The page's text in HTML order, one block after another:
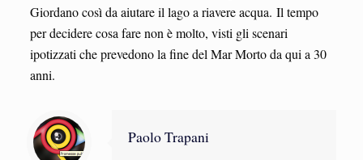
Giordano così da aiutare il lago a riavere acqua. Il tempo
per decidere cosa fare non è molto, visti gli scenari
ipotizzati che prevedono la fine del Mar Morto da qui a 30
anni.
Paolo Trapani